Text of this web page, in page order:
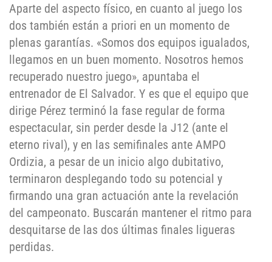
Aparte del aspecto físico, en cuanto al juego los
dos también están a priori en un momento de
plenas garantías. «Somos dos equipos igualados,
llegamos en un buen momento. Nosotros hemos
recuperado nuestro juego», apuntaba el
entrenador de El Salvador. Y es que el equipo que
dirige Pérez terminó la fase regular de forma
espectacular, sin perder desde la J12 (ante el
eterno rival), y en las semifinales ante AMPO
Ordizia, a pesar de un inicio algo dubitativo,
terminaron desplegando todo su potencial y
firmando una gran actuación ante la revelación
del campeonato. Buscarán mantener el ritmo para
desquitarse de las dos últimas finales ligueras
perdidas.